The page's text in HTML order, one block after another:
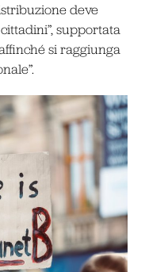
deve
supportata
si raggiunga